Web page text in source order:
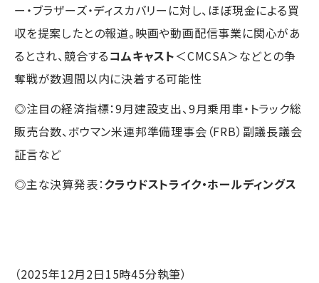
ー・ブラザーズ・ディスカバリーに対し、ほぼ現金による買
収を提案したとの報道。映画や動画配信事業に関心があ
るとされ、競合するコムキャスト＜CMCSA＞などとの争
奪戦が数週間以内に決着する可能性
◎注目の経済指標：9月建設支出、9月乗用車・トラック総
販売台数、ボウマン米連邦準備理事会（FRB）副議長議会
証言など
◎主な決算発表：クラウドストライク・ホールディングス
（2025年12月2日15時45分執筆）